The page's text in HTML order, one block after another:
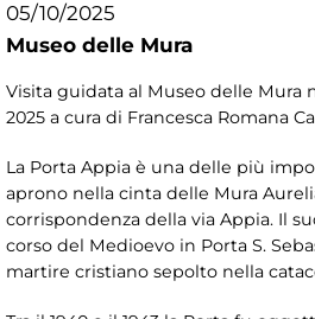
05/10/2025
Museo delle Mura
Visita guidata al Museo delle Mura
2025 a cura di Francesca Romana
La Porta Appia è una delle più
aprono nella cinta delle Mura
corrispondenza della via Appia. Il
corso del Medioevo in Porta S.
martire cristiano sepolto nella